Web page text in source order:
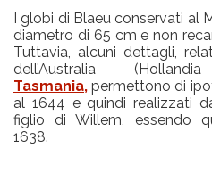
I globi di Blaeu conservati al
diametro di 65 cm e non
Tuttavia, alcuni dettagli,
dell’Australia
Tasmania, permettono di
al 1644 e quindi realizzati
figlio di Willem, essendo
1638.